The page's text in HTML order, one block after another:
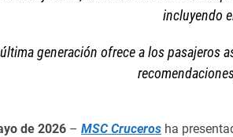
incluyendo
generación ofrece a los pasajeros
de 2026 – MSC Cruceros ha